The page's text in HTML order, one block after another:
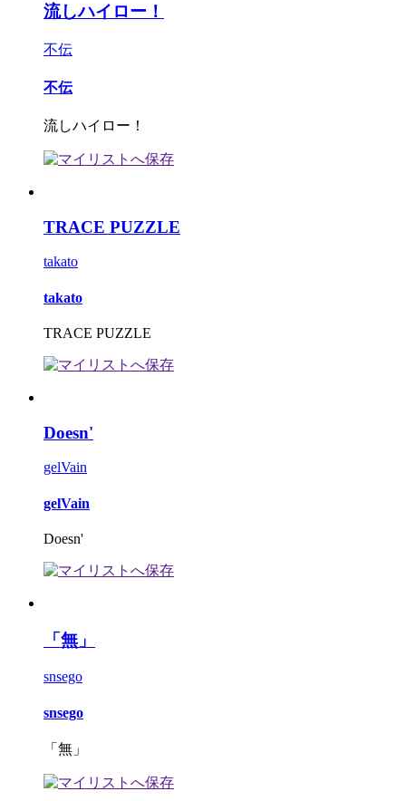
流しハイロー！
不伝
不伝
流しハイロー！
TRACE PUZZLE
takato
takato
TRACE PUZZLE
Doesn'
gelVain
gelVain
Doesn'
「無」
snsego
snsego
「無」